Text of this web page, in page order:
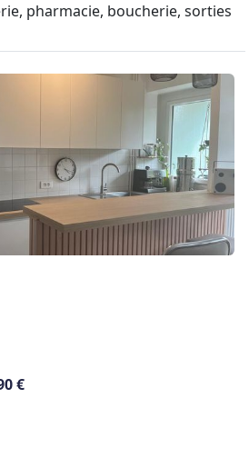
pharmacie, boucherie, sorties
€